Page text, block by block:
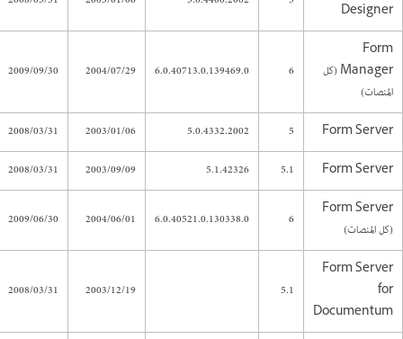
Designer
Form
Manager (كل
المنصات)
6
6.0.40713.0.139469.0
2004/07/29
2009/09/30
Form Server
5
5.0.4332.2002
2003/01/06
2008/03/31
Form Server
5.1
5.1.42326
2003/09/09
2008/03/31
Form Server
(كل المنصات)
6
6.0.40521.0.130338.0
2004/06/01
2009/06/30
Form Server
for
Documentum
5.1
2003/12/19
2008/03/31